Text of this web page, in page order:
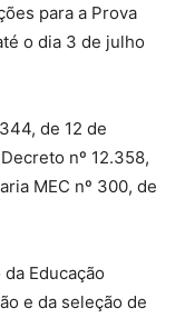
para a Prova
o dia 3 de julho
de 12 de
nº 12.358,
MEC nº 300, de
Educação
e da seleção de